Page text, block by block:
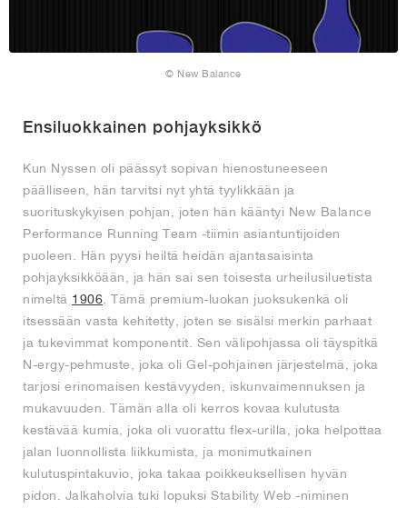
© New Balance
Ensiluokkainen pohjayksikkö
Kun Nyssen oli päässyt sopivan hienostuneeseen
päälliseen, hän tarvitsi nyt yhtä tyylikkään ja
suorituskykyisen pohjan, joten hän kääntyi New Balance
Performance Running Team -tiimin asiantuntijoiden
puoleen. Hän pyysi heiltä heidän ajantasaisinta
pohjayksikköään, ja hän sai sen toisesta urheilusiluetista
nimeltä 1906 . Tämä premium-luokan juoksukenkä oli
itsessään vasta kehitetty, joten se sisälsi merkin parhaat
ja tukevimmat komponentit. Sen välipohjassa oli täyspitkä
N-ergy-pehmuste, joka oli Gel-pohjainen järjestelmä, joka
tarjosi erinomaisen kestävyyden, iskunvaimennuksen ja
mukavuuden. Tämän alla oli kerros kovaa kulutusta
kestävää kumia, joka oli vuorattu flex-urilla, joka helpottaa
jalan luonnollista liikkumista, ja monimutkainen
kulutuspintakuvio, joka takaa poikkeuksellisen hyvän
pidon. Jalkaholvia tuki lopuksi Stability Web -niminen